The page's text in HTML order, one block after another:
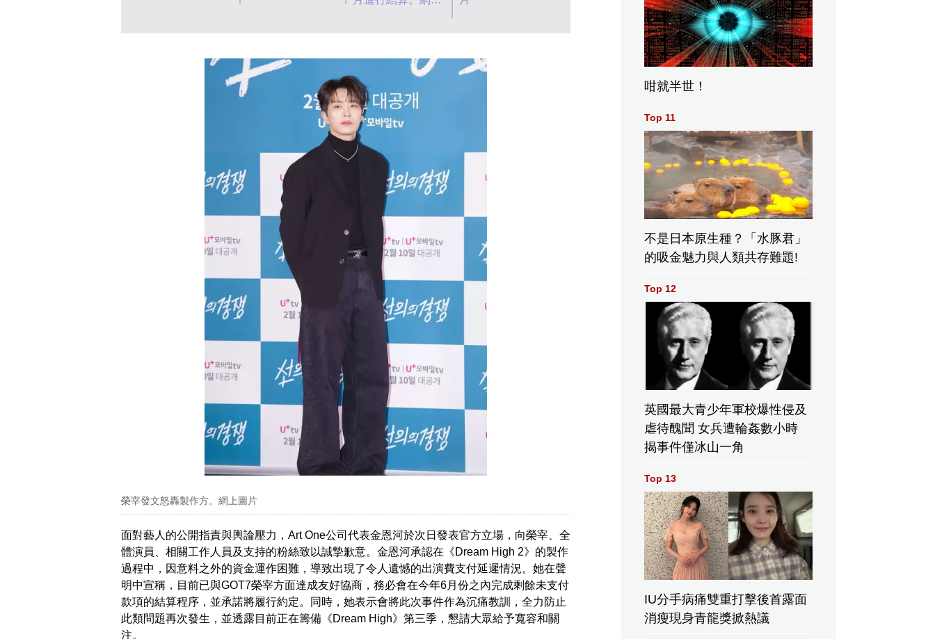
榮宰發文怒轟製作方。網上圖片
面對藝人的公開指責與輿論壓力，Art One公司代表金恩河於次日發表官方立場，向榮宰、全
體演員、相關工作人員及支持的粉絲致以誠摯歉意。金恩河承認在《Dream High 2》的製作
過程中，因意料之外的資金運作困難，導致出現了令人遺憾的出演費支付延遲情況。她在聲
明中宣稱，目前已與GOT7榮宰方面達成友好協商，務必會在今年6月份之內完成剩餘未支付
款項的結算程序，並承諾將履行約定。同時，她表示會將此次事件作為沉痛教訓，全力防止
此類問題再次發生，並透露目前正在籌備《Dream High》第三季，懇請大眾給予寬容和關
注。
咁就半世！
Top 11
不是日本原生種？「水豚君」
的吸金魅力與人類共存難題!
Top 12
英國最大青少年軍校爆性侵及
虐待醜聞 女兵遭輪姦數小時
揭事件僅冰山一角
Top 13
IU分手病痛雙重打擊後首露面
消瘦現身青龍獎掀熱議